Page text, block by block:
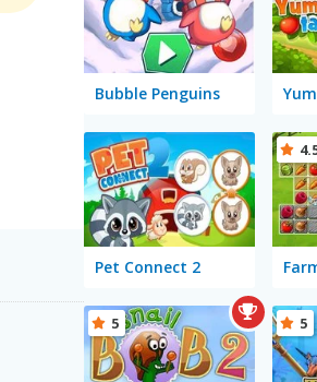
Bubble Penguins
Pet Connect 2
5 5